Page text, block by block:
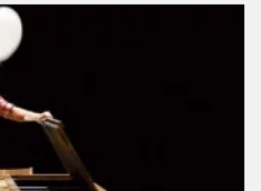
mise en scène d’Olivier
Paris Le Monfort